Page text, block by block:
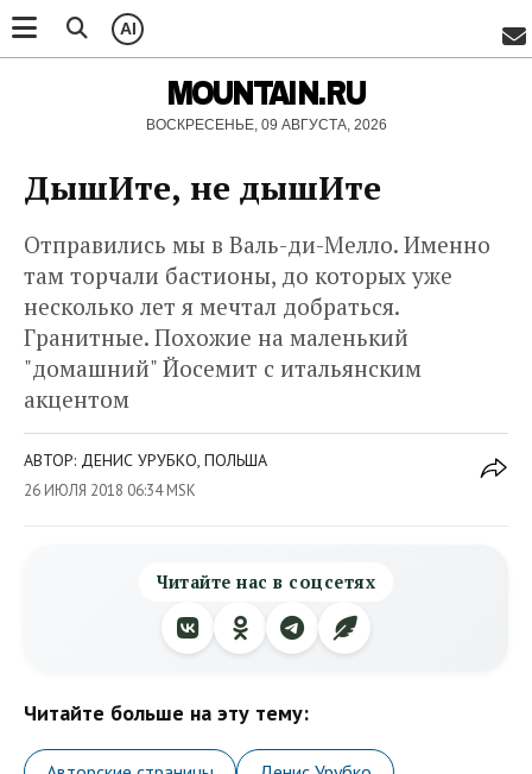
AI
MOUNTAIN.RU
ВОСКРЕСЕНЬЕ, 09 АВГУСТА, 2026
ДышИте, не дышИте
Отправились мы в Валь-ди-Мелло. Именно
там торчали бастионы, до которых уже
несколько лет я мечтал добраться.
Гранитные. Похожие на маленький
"домашний" Йосемит с итальянским
акцентом
АВТОР: ДЕНИС УРУБКО, ПОЛЬША
26 ИЮЛЯ 2018 06:34 MSK
Читайте нас в соцсетях
Читайте больше на эту тему: